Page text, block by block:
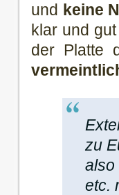
und keine
klar und
der Platte
zu
also
etc.